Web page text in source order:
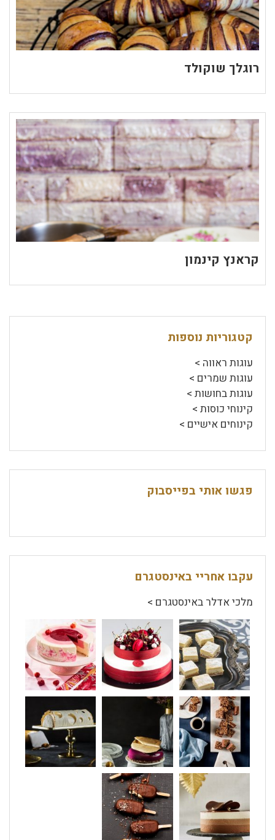
רוגלך שוקולד
קראנץ קינמון
קטגוריות נוספות
עוגות ראווה >
עוגות שמרים >
עוגות בחושות >
קינוחי כוסות >
קינוחים אישיים >
פגשו אותי בפייסבוק
עקבו אחריי באינסטגרם
מלכי אדלר באינסטגרם >